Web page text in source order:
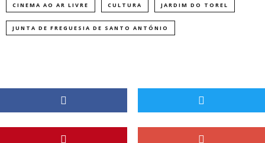
CINEMA AO AR LIVRE CULTURA JARDIM DO TOREL
JUNTA DE FREGUESIA DE SANTO ANTÓNIO